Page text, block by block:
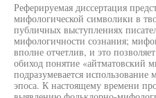
Реферируемая диссертация
мифологической символики в
публичных выступлениях
мифологичности сознания;
вполне отчетлив, и это
обиход понятие «айтматовский
подразумевается использование
эпоса. К настоящему времени